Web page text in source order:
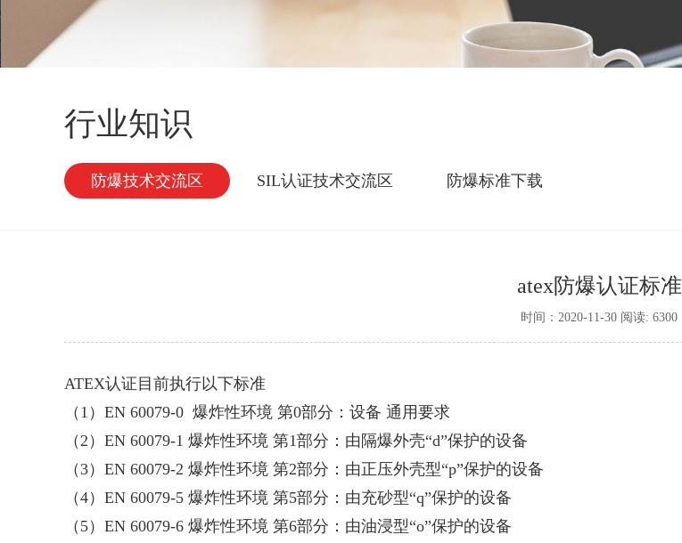
行业知识
防爆技术交流区 SIL认证技术交流区 防爆标准下载
atex防爆认证标准
时间：2020-11-30 阅读: 6300
ATEX认证目前执行以下标准
（1）EN 60079-0 爆炸性环境 第0部分：设备 通用要求
（2）EN 60079-1 爆炸性环境 第1部分：由隔爆外壳“d”保护的设备
（3）EN 60079-2 爆炸性环境 第2部分：由正压外壳型“p”保护的设备
（4）EN 60079-5 爆炸性环境 第5部分：由充砂型“q”保护的设备
（5）EN 60079-6 爆炸性环境 第6部分：由油浸型“o”保护的设备